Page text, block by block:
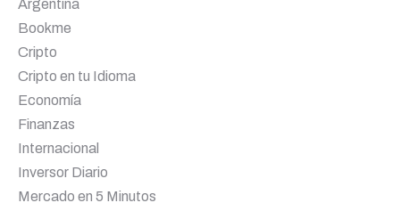
Argentina
Bookme
Cripto
Cripto en tu Idioma
Economía
Finanzas
Internacional
Inversor Diario
Mercado en 5 Minutos